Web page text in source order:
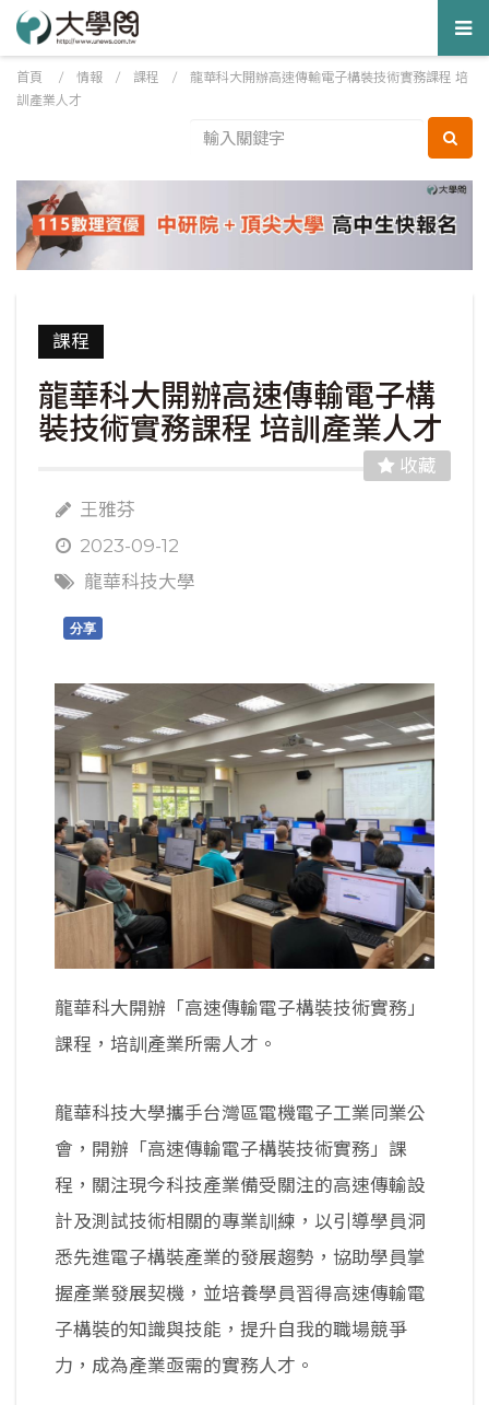
首頁 / 情報 / 課程 / 龍華科大開辦高速傳輸電子構裝技術實務課程 培
訓產業人才
課程
龍華科大開辦高速傳輸電子構
裝技術實務課程 培訓產業人才
收藏
王雅芬
2023-09-12
龍華科技大學
分享
龍華科大開辦「高速傳輸電子構裝技術實務」
課程，培訓產業所需人才。
龍華科技大學攜手台灣區電機電子工業同業公
會，開辦「高速傳輸電子構裝技術實務」課
程，關注現今科技產業備受關注的高速傳輸設
計及測試技術相關的專業訓練，以引導學員洞
悉先進電子構裝產業的發展趨勢，協助學員掌
握產業發展契機，並培養學員習得高速傳輸電
子構裝的知識與技能，提升自我的職場競爭
力，成為產業亟需的實務人才。